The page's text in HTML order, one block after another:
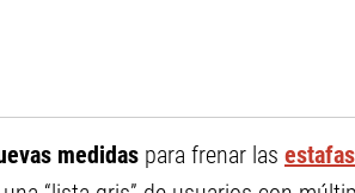
medidas para frenar las